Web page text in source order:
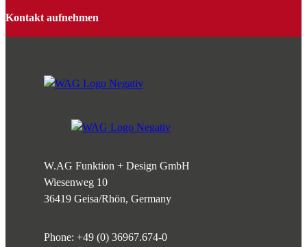
Kontakt aufnehmen
W.AG Funktion + Design GmbH
Wiesenweg 10
36419 Geisa/Rhön, Germany
Phone: +49 (0) 36967.674-0